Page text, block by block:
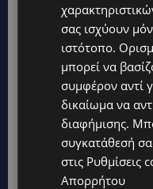
Η ίδια
που στάθηκε στο
Βλαντιμίρ Πούτιν,
εμβόλιο κατά της
Τζέρεμι Κόρμπιν».
θαυμάζουν από το
ανέφερε για να
χειροκρότημα.
σας ισχύουν
ιστότοπο.
μπορεί να
συμφέρον αντί
δικαίωμα να
διαφήμισης.
συγκατάθεσή
στις Ρυθμίσεις
Απορρήτου